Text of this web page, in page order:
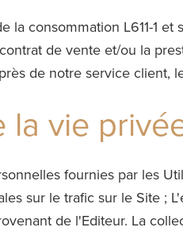
la consommation L611-1
de vente et/ou la
de notre service client,
la vie
fournies par les
sur le trafic sur le Site ;
de l'Editeur. La